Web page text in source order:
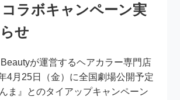
ラボキャンペーン実
せ
が運営するヘアカラー専門店
4月25日（金）に全国劇場公開予定
ま』とのタイアップキャンペーン